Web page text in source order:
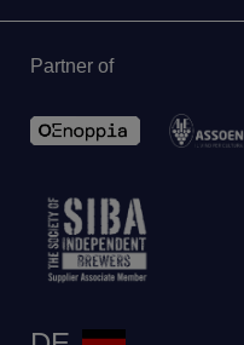
Partner of